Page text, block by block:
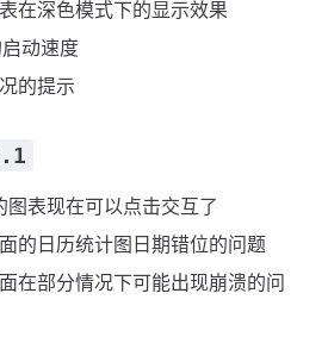
在深色模式下的显示效果
动速度
的提示
表现在可以点击交互了
的日历统计图日期错位的问题
在部分情况下可能出现崩溃的问